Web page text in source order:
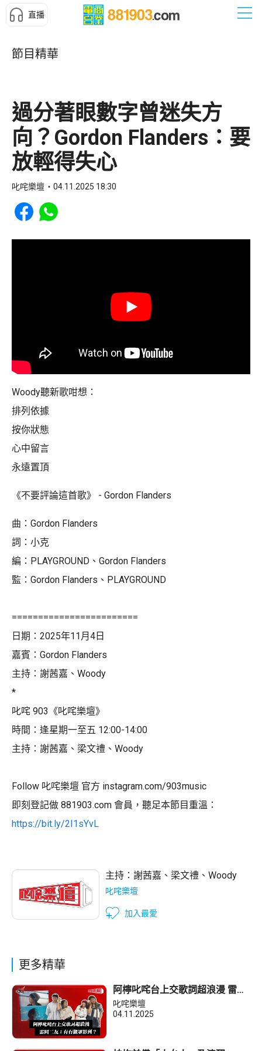
直播
節目精華
過分著眼數字曾迷失方
向？Gordon Flanders：要
放輕得失心
叱咤樂壇 04.11.2025 18:30
Share to Facebook
Share to WhatsApp
Woody聽新歌咁想：
排列依據
按你狀態
心中留言
永遠置頂
《不要評論這首歌》 - Gordon Flanders
曲：Gordon Flanders
詞：小克
編：PLAYGROUND、Gordon Flanders
監：Gordon Flanders、PLAYGROUND
========================
日期：2025年11月4日
嘉賓：Gordon Flanders
主持：謝茜嘉、Woody
*
叱咤 903《叱咤樂壇》
時間：逢星期一至五 12:00-14:00
主持：謝茜嘉、梁文禮、Woody
Follow 叱咤樂壇 官方 instagram.com/903music
即刻登記做 881903.com 會員，聽足本節目重溫：
https://bit.ly/2I1sYvL
主持： 謝茜嘉 、 梁文禮 、 Woody
叱咤樂壇
加入最愛
更多精華
阿檸叱咤台上交歌詞超浪漫 雷同
二友：有冇觀眾影到？
叱咤樂壇
04.11.2025